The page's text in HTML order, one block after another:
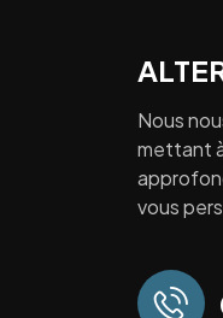
Nous
mettant
vous